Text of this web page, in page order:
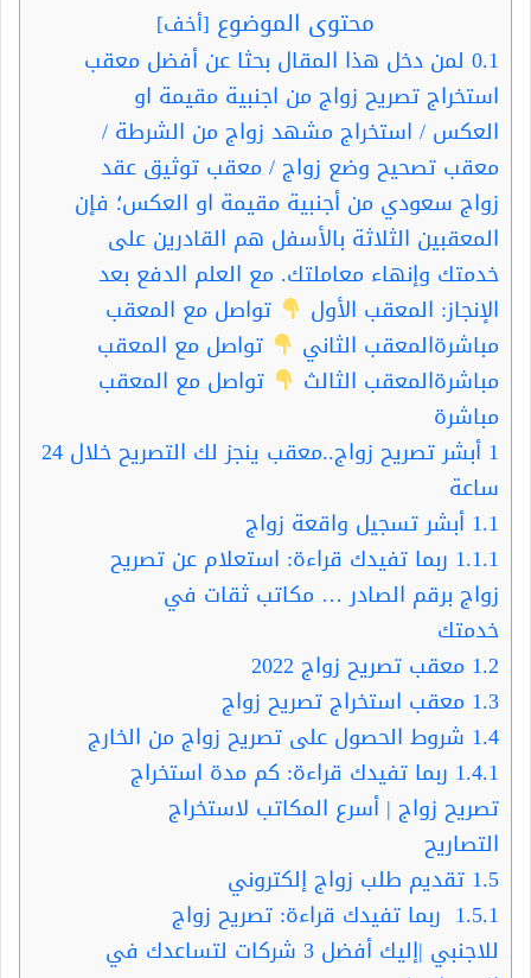
محتوى الموضوع [أخف]
0.1 لمن دخل هذا المقال بحثا عن أفضل معقب
استخراج تصريح زواج من اجنبية مقيمة او
العكس / استخراج مشهد زواج من الشرطة /
معقب تصحيح وضع زواج / معقب توثيق عقد
زواج سعودي من أجنبية مقيمة او العكس؛ فإن
المعقبين الثلاثة بالأسفل هم القادرين على
خدمتك وإنهاء معاملتك. مع العلم الدفع بعد
الإنجاز: المعقب الأول
تواصل مع المعقب
مباشرةالمعقب الثاني
تواصل مع المعقب
مباشرةالمعقب الثالث
تواصل مع المعقب
مباشرة
1
أبشر تصريح زواج..معقب ينجز لك التصريح خلال 24
ساعة
1.1 أبشر تسجيل واقعة زواج
1.1.1 ربما تفيدك قراءة: استعلام عن تصريح
زواج برقم الصادر … مكاتب ثقات في
خدمتك
1.2 معقب تصريح زواج 2022
1.3 معقب استخراج تصريح زواج
1.4 شروط الحصول على تصريح زواج من الخارج
1.4.1 ربما تفيدك قراءة: كم مدة استخراج
تصريح زواج | أسرع المكاتب لاستخراج
التصاريح
1.5 تقديم طلب زواج إلكتروني
1.5.1 ربما تفيدك قراءة: تصريح زواج
للاجنبي |إليك أفضل 3 شركات لتساعدك في